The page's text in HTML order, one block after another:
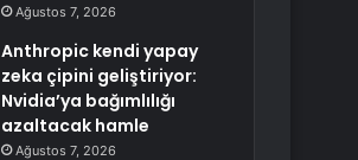
Ağustos 7, 2026
Anthropic kendi yapay
zeka çipini geliştiriyor:
Nvidia’ya bağımlılığı
azaltacak hamle
Ağustos 7, 2026